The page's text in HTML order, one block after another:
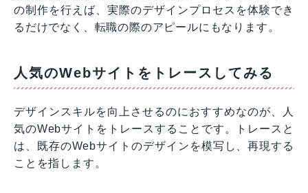
の制作を行えば、実際のデザインプロセスを体験でき
るだけでなく、転職の際のアピールにもなります。
人気のWebサイトをトレースしてみる
デザインスキルを向上させるのにおすすめなのが、人
気のWebサイトをトレースすることです。トレースと
は、既存のWebサイトのデザインを模写し、再現する
ことを指します。